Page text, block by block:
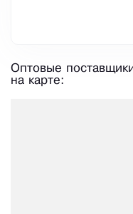
Оптовые
на карте: